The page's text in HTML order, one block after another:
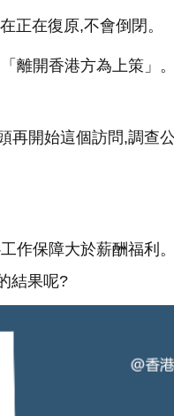
正在復原,不會倒閉。
離開香港方為上策」
再開始這個訪問,調查
作保障大於薪酬福利
結果呢?